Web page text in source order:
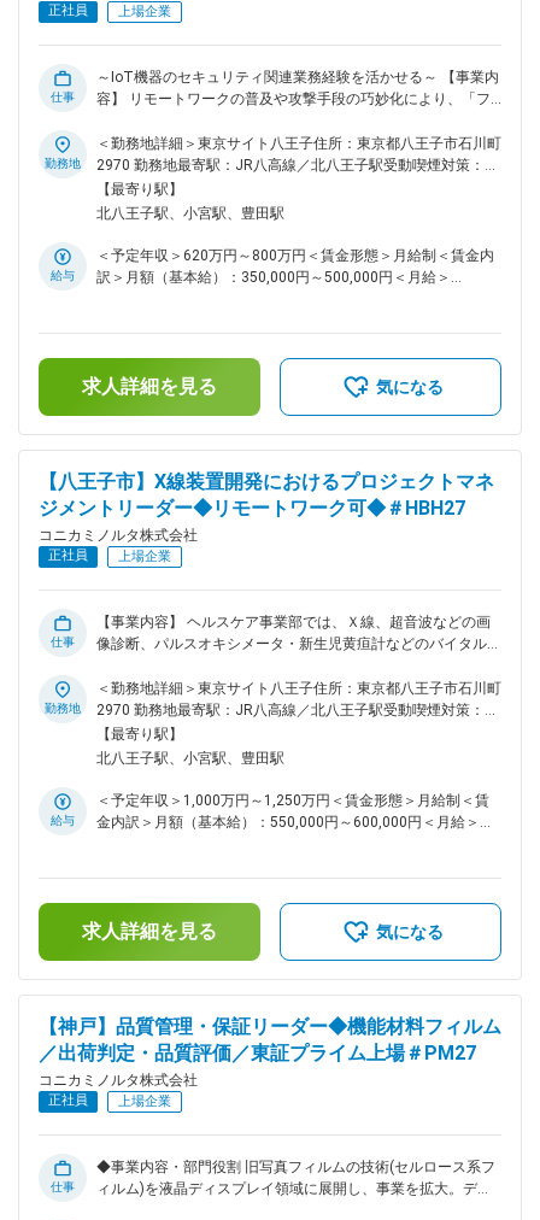
して携わることで、技術スキルだけでなくビジネススキルも大
す。 ・現場や顧客と近い距離で課題発見・解決に取り組める
ため、成果が可視化され、“喜ばれる実感”が得られやすいで
しながら進めるため、幅広い知見・人脈を築けます。 ・将来
のキャリアとして、ビジネス企画、コンサルタント、プロジェ
クトマネージャー、アーキテクト、データサイエンティストな
ど、さまざまな道が開けます。 変更の範囲：会社の定める業
正社員 上場企業
仕事
～IoT機器のセキュリティ関連業務経験を活かせる～ 【事業内
容】 リモートワークの普及や攻撃手段の巧妙化により、「フ
いう従来の常識が崩れています。たとえファイアウォールで社
内ネットワークが保護されていたとしても、ネットワークに繋
がる機器の状態に異常がないかを監視することが求められま
す。コニカミノルタでは、オフィス複合機、プリンタやIoT機
搭載し、お客様に安心と安全をご提供します。 【仕事内容】
コニカミノルタの主力製品であるMFP（Multi Function
ィ規格は複雑かつ高度な要件が求められており、市場の脆弱性
指摘に素早く対応することの重要性も増しています。加えて、
セキュリティ予防だけでなく、検知と修復などサービス性の向
上も求められています。MFPだけでなく関連ソリューション・
していきます。 セキュリティ開発の具体的な役割： 新製品・
現行製品の開発においてセキュリティ価値を関連部門（販売会
社、商品企画、サービスなど）と連携しながら定義し、実現手
段の検討を行い、プロジェクトスコープの決定、開発計画の策
定、実際の開発を推進していただきます。 【ポジションの魅
力】 従来のオフィス中心の働き方からリモートワーク／オフ
技術を通じて、顧客のお困りごとを解決し、誰もが働きやすい
環境の提供をすることで社会への貢献ができます。MFPだけで
り、関連するソフトウェア技術も進化し続けているため、スキ
ル伸長の機会に恵まれた環境です。オフィス複合機のセキュリ
ティ技術開発を進めることで、セキュリティ知識と技術を獲得
でき、他のIoT機器開発にスキルや知見を応用できます。 変更
勤務地
＜勤務地詳細＞東京サイト八王子住所：東京都八王子市石川町
2970 勤務地最寄駅：JR八高線／北八王子駅受動喫煙対策：屋
内全面禁煙変更の範囲：会社の定める事業所（リモートワーク
含む）
【最寄り駅】
北八王子駅、小宮駅、豊田駅
給与
＜予定年収＞620万円～800万円＜賃金形態＞月給制＜賃金内
訳＞月額（基本給）：350,000円～500,000円＜月給＞
り、選考を通じて上下する可能性があります。月給(月額)は固
定手当を含めた表記です。
求人詳細を見る 気になる
【八王子市】X線装置開発におけるプロジェクトマネ
ジメントリーダー◆リモートワーク可◆＃HBH27
コニカミノルタ株式会社
正社員 上場企業
仕事
【事業内容】 ヘルスケア事業部では、Ｘ線、超音波などの画
像診断、パルスオキシメータ・新生児黄疸計などのバイタルセ
ョンを提供しています。 【魅力/やりがい】 医療機器に求めら
れる高水準の品質に応える技術を習得しつつ、自ら開発した製
品が医療の現場でどのように使われ、役に立っているかを実感
することができます。 【募集の目的・背景】 動態技術を搭載
置づけであり、動態とX線システムの両技術を有する技術者が
必要です。 特にX線システムは他社との協業を前提としてお
技術を理解し、この技術をシステムに搭載するために、技術課
題を解決するだけでなく、X線システムとして基本的な仕様・
規格をミートするシステム設計が必要です。 【職務内容】 一
般X線装置および回診車のシステム開発から商品化までのプロ
である動態解析機能を搭載した最先端のX線システム製品の開
発に携わっていただきます。 ◆具体的には ・新規X線システム
における協業先選定、ハードウェア/ソフトウェアのインター
フェース設計、全体構想設計 ・X線装置メーカーとの協業によ
る、コニカミノルタ製FPD（フラットパネルディテクター）お
よび画像処理装置のインテグレーション、新機能の開発 ・設
限を持つプロジェクトマネージメントとして、協業先と技術内
容に限らず、事業領域も含めて対等に協議・折衝できるポジシ
勤務地
＜勤務地詳細＞東京サイト八王子住所：東京都八王子市石川町
2970 勤務地最寄駅：JR八高線／北八王子駅受動喫煙対策：屋
内全面禁煙変更の範囲：会社の定める事業所（リモートワーク
含む）
【最寄り駅】
北八王子駅、小宮駅、豊田駅
給与
＜予定年収＞1,000万円～1,250万円＜賃金形態＞月給制＜賃
金内訳＞月額（基本給）：550,000円～600,000円＜月給＞
り、選考を通じて上下する可能性があります。月給(月額)は固
定手当を含めた表記です。
求人詳細を見る 気になる
【神戸】品質管理・保証リーダー◆機能材料フィルム
／出荷判定・品質評価／東証プライム上場＃PM27
コニカミノルタ株式会社
正社員 上場企業
仕事
◆事業内容・部門役割 旧写真フィルムの技術(セルロース系フ
ィルム)を液晶ディスプレイ領域に展開し、事業を拡大。ディ